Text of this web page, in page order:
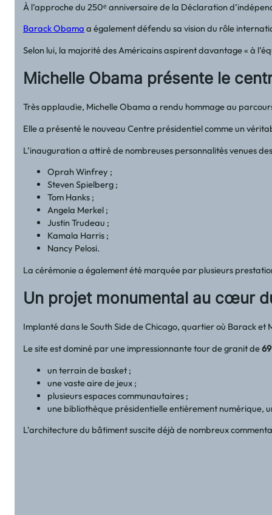
À l’approche du 250ᵉ anniversaire de la Déclaration
Barack Obama a également défendu sa vision du rôle
Selon lui, la majorité des Américains aspirent davantage « à
Michelle Obama présente le
Très applaudie, Michelle Obama a rendu hommage au
Elle a présenté le nouveau Centre présidentiel comme un
L’inauguration a attiré de nombreuses personnalités venues
Oprah Winfrey ;
Steven Spielberg ;
Tom Hanks ;
Angela Merkel ;
Justin Trudeau ;
Kamala Harris ;
Nancy Pelosi.
La cérémonie a également été marquée par plusieurs
Un projet monumental au cœur
Implanté dans le South Side de Chicago, quartier où Barack
Le site est dominé par une impressionnante tour de granit de
un terrain de basket ;
une vaste aire de jeux ;
plusieurs espaces communautaires ;
une bibliothèque présidentielle entièrement numérique,
L’architecture du bâtiment suscite déjà de nombreux